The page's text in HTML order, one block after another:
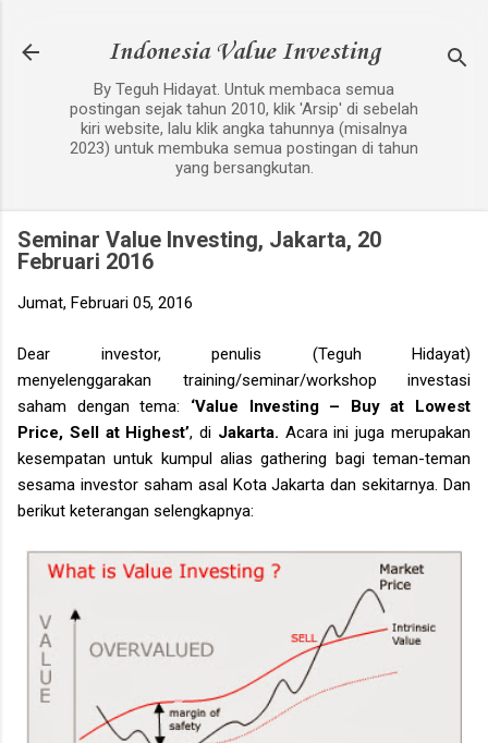
Indonesia Value Investing
By Teguh Hidayat. Untuk membaca semua
postingan sejak tahun 2010, klik 'Arsip' di sebelah
kiri website, lalu klik angka tahunnya (misalnya
2023) untuk membuka semua postingan di tahun
yang bersangkutan.
Seminar Value Investing, Jakarta, 20
Februari 2016
Jumat, Februari 05, 2016
Dear investor, penulis (Teguh Hidayat)
menyelenggarakan training/seminar/workshop investasi
saham dengan tema: ‘Value Investing– Buy at Lowest
Price, Sell at Highest’,di Jakarta. Acara ini juga merupakan
kesempatan untuk kumpul alias gathering bagi teman-teman
sesama investor saham asal Kota Jakarta dan sekitarnya. Dan
berikut keterangan selengkapnya: